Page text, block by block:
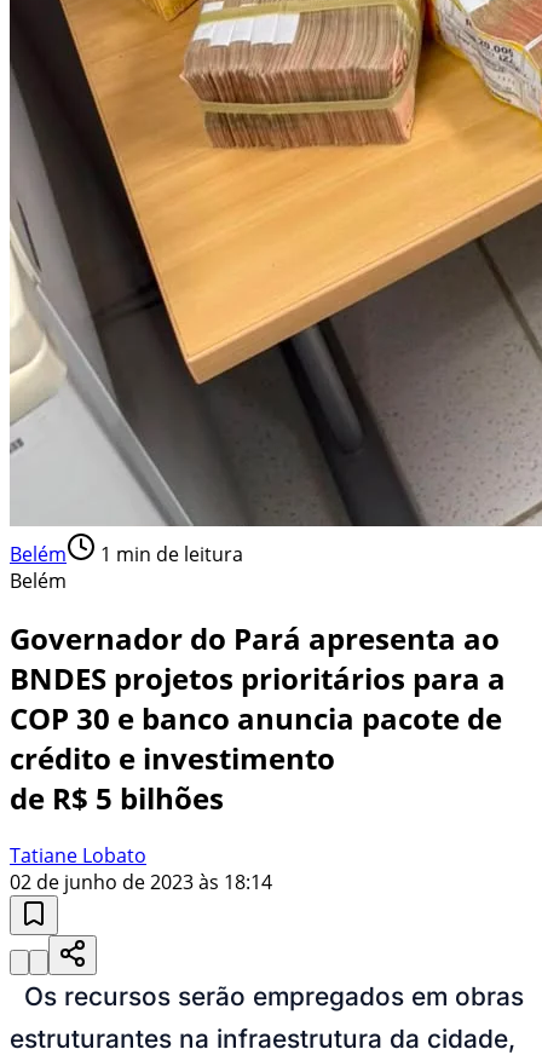
Belém 1 min de leitura
Belém
Governador do Pará apresenta ao
BNDES projetos prioritários para a
COP 30 e banco anuncia pacote de
crédito e investimento
de R$ 5 bilhões
Tatiane Lobato
02 de junho de 2023 às 18:14
Os recursos serão empregados em obras
estruturantes na infraestrutura da cidade,